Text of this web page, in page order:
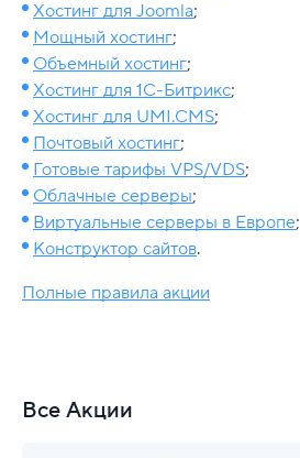
Хостинг для Joomla;
Мощный хостинг;
Объемный хостинг;
Хостинг для 1С-Битрикс;
Хостинг для UMI.CMS;
Почтовый хостинг;
Готовые тарифы VPS/VDS;
Облачные серверы;
Виртуальные серверы в Европе;
Конструктор сайтов.
Полные правила акции
Все Акции